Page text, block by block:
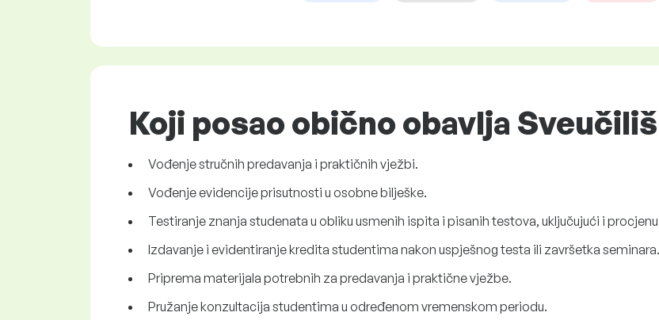
Koji posao obično obavlja
Vođenje stručnih predavanja i praktičnih vježbi.
Vođenje evidencije prisutnosti u osobne bilješke.
Testiranje znanja studenata u obliku usmenih ispita i pisanih testova, uključujući i
Izdavanje i evidentiranje kredita studentima nakon uspješnog testa ili završetka seminara.
Priprema materijala potrebnih za predavanja i praktične vježbe.
Pružanje konzultacija studentima u određenom vremenskom periodu.